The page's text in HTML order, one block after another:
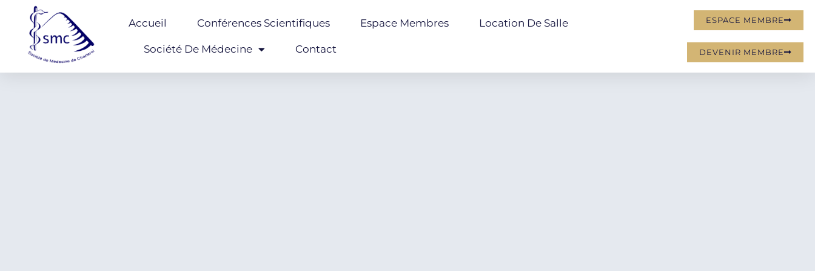
Accueil Conférences Scientifiques Espace Membres Location De Salle
Société De Médecine Contact
ESPACE MEMBRE
DEVENIR MEMBRE